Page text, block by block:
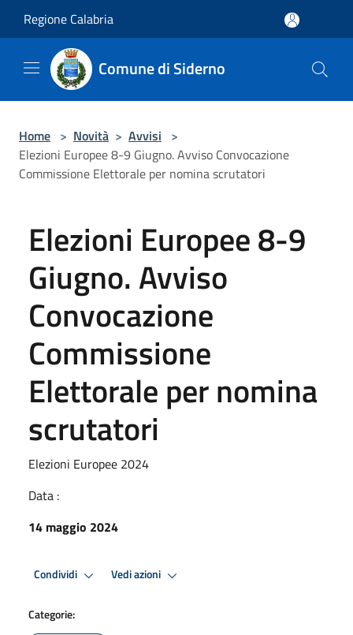
Regione Calabria
Comune di Siderno
Home > Novità > Avvisi >
Elezioni Europee 8-9 Giugno. Avviso Convocazione
Commissione Elettorale per nomina scrutatori
Elezioni Europee 8-9
Giugno. Avviso
Convocazione
Commissione
Elettorale per nomina
scrutatori
Elezioni Europee 2024
Data :
14 maggio 2024
Condividi Vedi azioni
Categorie: